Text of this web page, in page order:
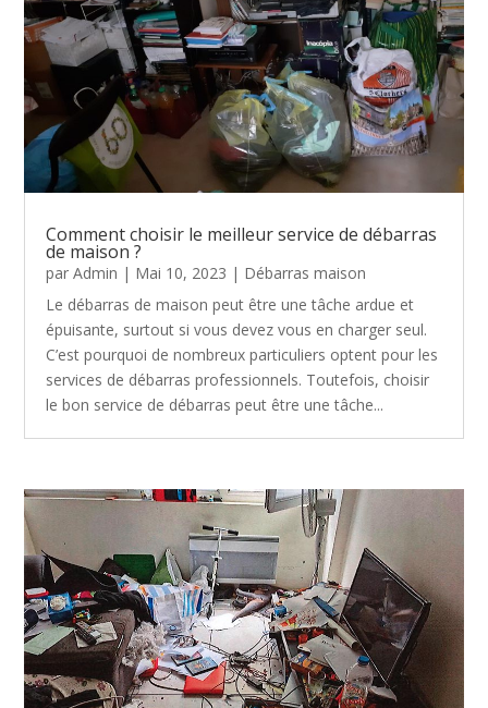
Comment choisir le meilleur service de débarras
de maison ?
parAdmin | Mai 10, 2023 | Débarras maison
Le débarras de maison peut être une tâche ardue et
épuisante, surtout si vous devez vous en charger seul.
C’est pourquoi de nombreux particuliers optent pour les
services de débarras professionnels. Toutefois, choisir
le bon service de débarras peut être une tâche...